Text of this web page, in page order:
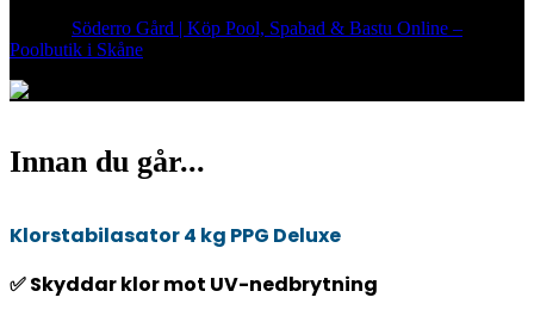
Söderro Gård | Köp Pool, Spabad & Bastu Online –
Poolbutik i Skåne
Innan du går...
Klorstabilasator 4 kg PPG Deluxe
✅ Skyddar klor mot UV-nedbrytning